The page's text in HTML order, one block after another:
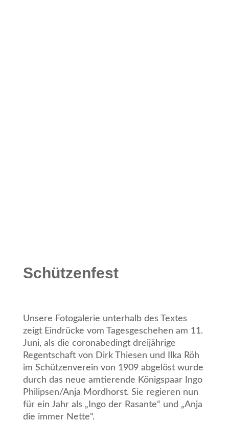
Schützenfest
Unsere Fotogalerie unterhalb des Textes
zeigt Eindrücke vom Tagesgeschehen am 11.
Juni, als die coronabedingt dreijährige
Regentschaft von Dirk Thiesen und Ilka Röh
im Schützenverein von 1909 abgelöst wurde
durch das neue amtierende Königspaar Ingo
Philipsen/Anja Mordhorst. Sie regieren nun
für ein Jahr als „Ingo der Rasante“ und „Anja
die immer Nette“.